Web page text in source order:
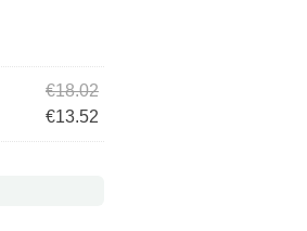
€18.02Первоначальная цена
€13.52